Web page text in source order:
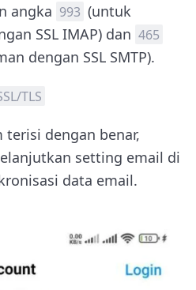
angka 993 (untuk
SSL IMAP) dan 465
dengan SSL SMTP).
TLS
terisi dengan benar,
setting email di
data email.